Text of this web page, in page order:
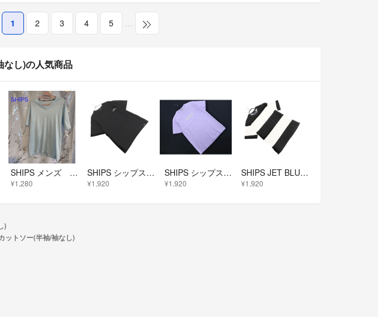
1 2 3 4 5 …
なし)の人気商品
SHIPS メンズ Vネック Tシャツ 半袖 ライトブルー L 日本製
¥1,280
SHIPS シップス ロゴ 刺繍 Tシャツ 黒 ■◆ メンズ
¥1,920
SHIPS シップス 刺繍 Tシャツ sizeM/ラベンダー ■◆ メンズ
¥1,920
SHIPS JET BLUE シップスジェットブルー ボーダー カットソー sizeM/黒ｘ白 ■◆ メンズ
¥1,920
)
ットソー(半袖/袖なし)